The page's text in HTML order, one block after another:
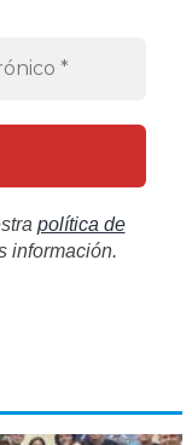
política de
información.